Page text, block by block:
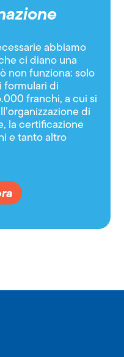
abbiamo
ci diano una
non funziona: solo
formulari di
franchi, a cui si
di
la certificazione
e tanto altro